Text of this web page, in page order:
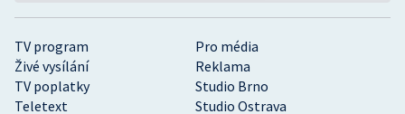
TV program
Pro média
Živé vysílání
Reklama
TV poplatky
Studio Brno
Teletext
Studio Ostrava